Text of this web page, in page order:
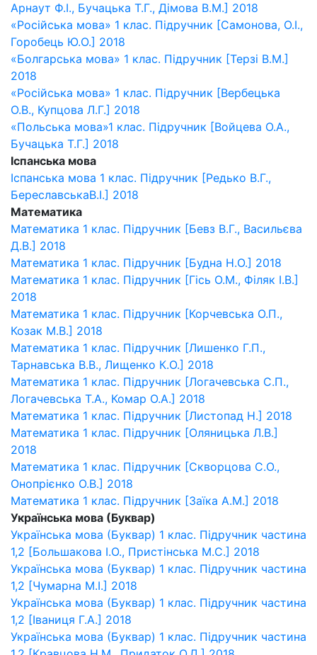
Арнаут Ф.І., Бучацька Т.Г., Дімова В.М.] 2018
«Російська мова» 1 клас. Підручник [Самонова, О.І.,
Горобець Ю.О.] 2018
«Болгарська мова» 1 клас. Підручник [Терзі В.М.]
2018
«Російська мова» 1 клас. Підручник [Вербецька
О.В., Купцова Л.Г.] 2018
«Польська мова»1 клас. Підручник [Войцева О.А.,
Бучацька Т.Г.] 2018
Іспанська мова
Іспанська мова 1 клас. Підручник [Редько В.Г.,
БереславськаВ.І.] 2018
Математика
Математика 1 клас. Підручник [Бевз В.Г., Васильєва
Д.В.] 2018
Математика 1 клас. Підручник [Будна Н.О.] 2018
Математика 1 клас. Підручник [Гісь О.М., Філяк І.В.]
2018
Математика 1 клас. Підручник [Корчевська О.П.,
Козак М.В.] 2018
Математика 1 клас. Підручник [Лишенко Г.П.,
Тарнавська В.В., Лищенко К.О.] 2018
Математика 1 клас. Підручник [Логачевська С.П.,
Логачевська Т.А., Комар О.А.] 2018
Математика 1 клас. Підручник [Листопад Н.] 2018
Математика 1 клас. Підручник [Оляницька Л.В.]
2018
Математика 1 клас. Підручник [Скворцова С.О.,
Онопрієнко О.В.] 2018
Математика 1 клас. Підручник [Заїка А.М.] 2018
Українська мова (Буквар)
Українська мова (Буквар) 1 клас. Підручник частина
1,2 [Большакова І.О., Пристінська М.С.] 2018
Українська мова (Буквар) 1 клас. Підручник частина
1,2 [Чумарна М.І.] 2018
Українська мова (Буквар) 1 клас. Підручник частина
1,2 [Іваниця Г.А.] 2018
Українська мова (Буквар) 1 клас. Підручник частина